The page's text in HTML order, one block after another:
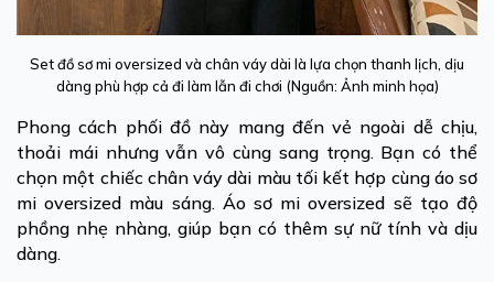
Set đồ sơ mi oversized và chân váy dài là lựa chọn thanh lịch, dịu
dàng phù hợp cả đi làm lẫn đi chơi (Nguồn: Ảnh minh họa)
Phong cách phối đồ này mang đến vẻ ngoài dễ chịu,
thoải mái nhưng vẫn vô cùng sang trọng. Bạn có thể
chọn một chiếc chân váy dài màu tối kết hợp cùng áo sơ
mi oversized màu sáng. Áo sơ mi oversized sẽ tạo độ
phồng nhẹ nhàng, giúp bạn có thêm sự nữ tính và dịu
dàng.